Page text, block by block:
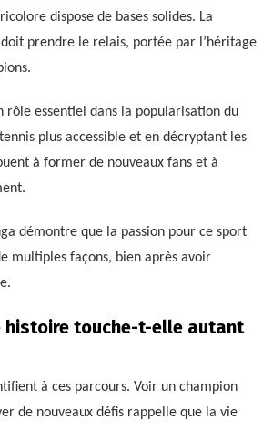
dispose de bases solides. La
prendre le relais, portée par l’héritage
rôle essentiel dans la popularisation du
plus accessible et en décryptant les
à former de nouveaux fans et à
démontre que la passion pour ce sport
multiples façons, bien après avoir
histoire touche-t-elle autant
à ces parcours. Voir un champion
de nouveaux défis rappelle que la vie